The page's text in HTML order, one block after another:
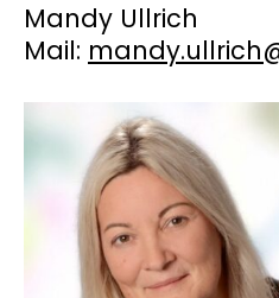
Mandy Ullrich
Mail: